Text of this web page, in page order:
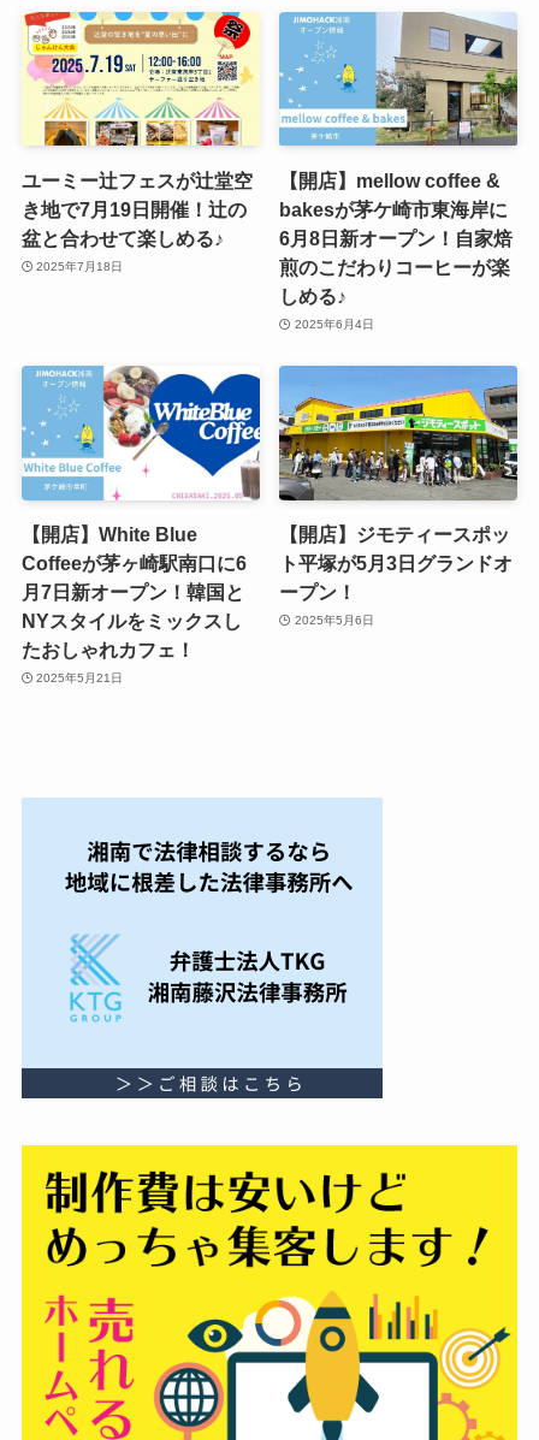
ユーミー辻フェスが辻堂空
き地で7月19日開催！辻の
盆と合わせて楽しめる♪
2025年7月18日
【開店】mellow coffee &
bakesが茅ケ崎市東海岸に
6月8日新オープン！自家焙
煎のこだわりコーヒーが楽
しめる♪
2025年6月4日
【開店】White Blue
Coffeeが茅ヶ崎駅南口に6
月7日新オープン！韓国と
NYスタイルをミックスし
たおしゃれカフェ！
2025年5月21日
【開店】ジモティースポッ
ト平塚が5月3日グランドオ
ープン！
2025年5月6日